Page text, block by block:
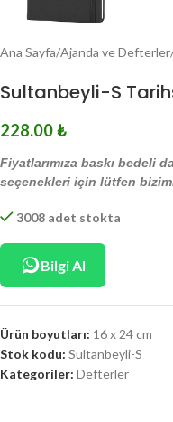
Ana Sayfa Ajanda ve Defterler
Sultanbeyli-S
228.00₺
Fiyatlarımıza baskı bedeli
seçenekleri için lütfen
3008 adet stokta
Bilgi Al
Ürün boyutları: 16 x 24 cm
Stok kodu: Sultanbeyli-S
Kategoriler: Defterler